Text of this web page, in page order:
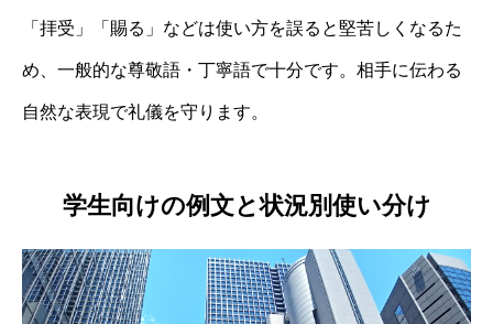
「拝受」「賜る」などは使い方を誤ると堅苦しくなるた
め、一般的な尊敬語・丁寧語で十分です。相手に伝わる
自然な表現で礼儀を守ります。
学生向けの例文と状況別使い分け